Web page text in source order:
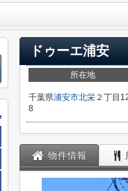
ドゥーエ浦安
所在地
千葉県浦安市北栄 ２丁目
8
物件情報